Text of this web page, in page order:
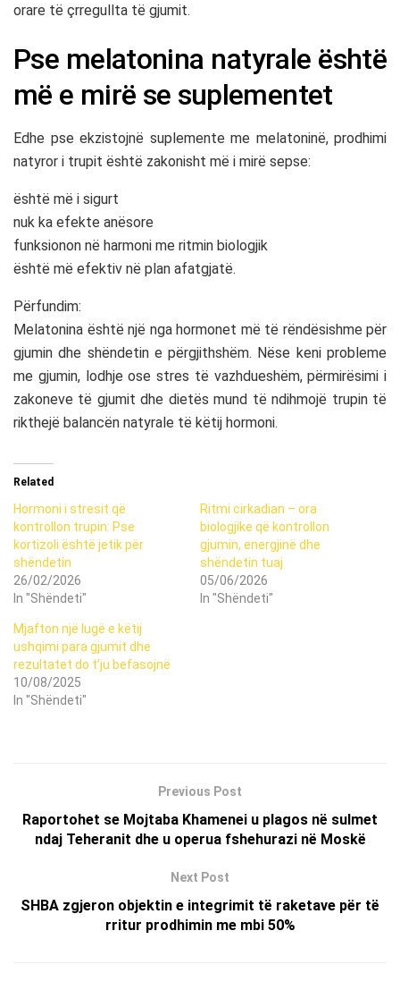
orare të çrregullta të gjumit.
Pse melatonina natyrale është
më e mirë se suplementet
Edhe pse ekzistojnë suplemente me melatoninë, prodhimi
natyror i trupit është zakonisht më i mirë sepse:
është më i sigurt
nuk ka efekte anësore
funksionon në harmoni me ritmin biologjik
është më efektiv në plan afatgjatë.
Përfundim:
Melatonina është një nga hormonet më të rëndësishme për
gjumin dhe shëndetin e përgjithshëm. Nëse keni probleme
me gjumin, lodhje ose stres të vazhdueshëm, përmirësimi i
zakoneve të gjumit dhe dietës mund të ndihmojë trupin të
rikthejë balancën natyrale të këtij hormoni.
Related
Hormoni i stresit që
kontrollon trupin: Pse
kortizoli është jetik për
shëndetin
26/02/2026
In "Shëndeti"
Ritmi cirkadian – ora
biologjike që kontrollon
gjumin, energjinë dhe
shëndetin tuaj
05/06/2026
In "Shëndeti"
Mjafton një lugë e këtij
ushqimi para gjumit dhe
rezultatet do t’ju befasojnë
10/08/2025
In "Shëndeti"
Previous Post
Raportohet se Mojtaba Khamenei u plagos në sulmet
ndaj Teheranit dhe u operua fshehurazi në Moskë
Next Post
SHBA zgjeron objektin e integrimit të raketave për të
rritur prodhimin me mbi 50%